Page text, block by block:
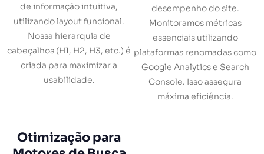
de informação intuitiva,
utilizando layout funcional.
Nossa hierarquia de
cabeçalhos (H1, H2, H3, etc.) é
criada para maximizar a
usabilidade.
desempenho do site.
Monitoramos métricas
essenciais utilizando
plataformas renomadas como
Google Analytics e Search
Console. Isso assegura
máxima eficiência.
Otimização para